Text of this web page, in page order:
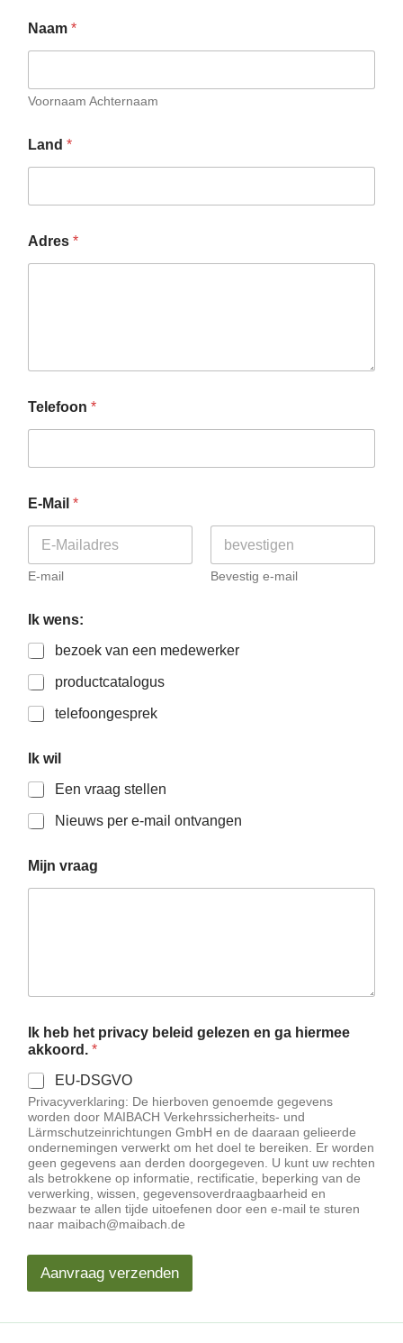
Naam *
Voornaam Achternaam
Land *
Adres *
Telefoon *
e
t
a
E-Mail *
E-mail Bevestig e-mail
Ik wens:
bezoek van een medewerker
productcatalogus
telefoongesprek
Ik wil
Een vraag stellen
Nieuws per e-mail ontvangen
Mijn vraag
Ik heb het privacy beleid gelezen en ga hiermee
akkoord. *
EU-DSGVO
Privacyverklaring: De hierboven genoemde gegevens
worden door MAIBACH Verkehrssicherheits- und
Lärmschutzeinrichtungen GmbH en de daaraan gelieerde
ondernemingen verwerkt om het doel te bereiken. Er worden
geen gegevens aan derden doorgegeven. U kunt uw rechten
als betrokkene op informatie, rectificatie, beperking van de
verwerking, wissen, gegevensoverdraagbaarheid en
bezwaar te allen tijde uitoefenen door een e-mail te sturen
naar maibach@maibach.de
Aanvraag verzenden